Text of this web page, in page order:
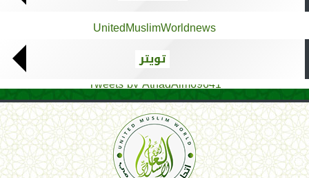
UnitedMuslimWorldnews
تويتر
Tweets by AthadAlm69641